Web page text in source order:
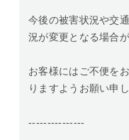
今後の被害状況や交
況が変更となる場合
お客様にはご不便を
りますようお願い申
---------------